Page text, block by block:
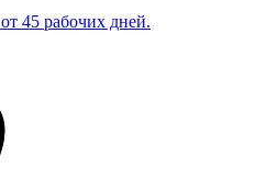
45 рабочих дней.